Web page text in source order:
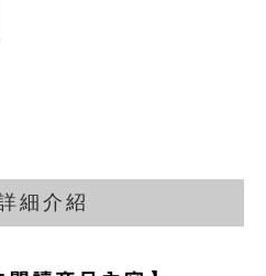
細介紹